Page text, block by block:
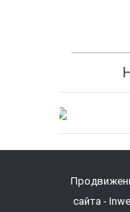
сайта -